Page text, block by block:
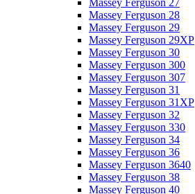
Massey Ferguson 27
Massey Ferguson 28
Massey Ferguson 29
Massey Ferguson 29XP
Massey Ferguson 30
Massey Ferguson 300
Massey Ferguson 307
Massey Ferguson 31
Massey Ferguson 31XP
Massey Ferguson 32
Massey Ferguson 330
Massey Ferguson 34
Massey Ferguson 36
Massey Ferguson 3640
Massey Ferguson 38
Massey Ferguson 40